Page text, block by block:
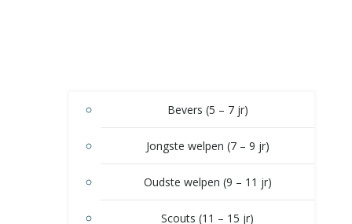
Bevers (5 – 7 jr)
Jongste welpen (7 – 9 jr)
Oudste welpen (9 – 11 jr)
Scouts (11 – 15 jr)